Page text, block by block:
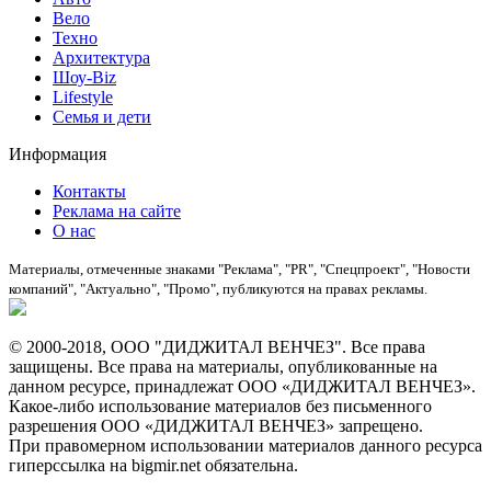
Вело
Техно
Архитектура
Шоу-Biz
Lifestyle
Семья и дети
Информация
Контакты
Реклама на сайте
О нас
Материалы, отмеченные знаками "Реклама", "PR", "Спецпроект", "Новости
компаний", "Актуально", "Промо", публикуются на правах рекламы.
© 2000-2018, ООО "ДИДЖИТАЛ ВЕНЧЕЗ". Все права
защищены. Все права на материалы, опубликованные на
данном ресурсе, принадлежат ООО «ДИДЖИТАЛ ВЕНЧЕЗ».
Какое-либо использование материалов без письменного
разрешения ООО «ДИДЖИТАЛ ВЕНЧЕЗ» запрещено.
При правомерном использовании материалов данного ресурса
гиперссылка на bigmir.net обязательна.